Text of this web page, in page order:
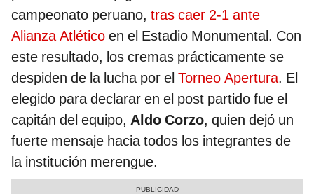
campeonato peruano, tras caer 2-1 ante
Alianza Atlético en el Estadio Monumental. Con
este resultado, los cremas prácticamente se
despiden de la lucha por el Torneo Apertura. El
elegido para declarar en el post partido fue el
capitán del equipo, Aldo Corzo, quien dejó un
fuerte mensaje hacia todos los integrantes de
la institución merengue.